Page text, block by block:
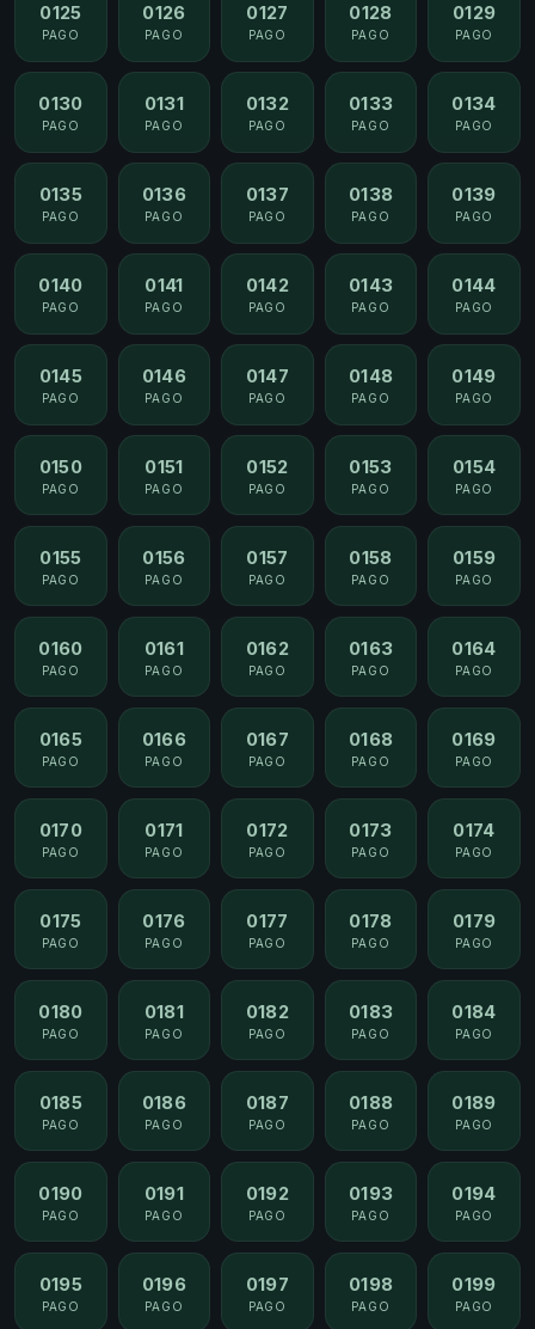
0125
PAGO
0126
PAGO
0127
PAGO
0128
PAGO
0129
PAGO
0130
PAGO
0131
PAGO
0132
PAGO
0133
PAGO
0134
PAGO
0135
PAGO
0136
PAGO
0137
PAGO
0138
PAGO
0139
PAGO
0140
PAGO
0141
PAGO
0142
PAGO
0143
PAGO
0144
PAGO
0145
PAGO
0146
PAGO
0147
PAGO
0148
PAGO
0149
PAGO
0150
PAGO
0151
PAGO
0152
PAGO
0153
PAGO
0154
PAGO
0155
PAGO
0156
PAGO
0157
PAGO
0158
PAGO
0159
PAGO
0160
PAGO
0161
PAGO
0162
PAGO
0163
PAGO
0164
PAGO
0165
PAGO
0166
PAGO
0167
PAGO
0168
PAGO
0169
PAGO
0170
PAGO
0171
PAGO
0172
PAGO
0173
PAGO
0174
PAGO
0175
PAGO
0176
PAGO
0177
PAGO
0178
PAGO
0179
PAGO
0180
PAGO
0181
PAGO
0182
PAGO
0183
PAGO
0184
PAGO
0185
PAGO
0186
PAGO
0187
PAGO
0188
PAGO
0189
PAGO
0190
PAGO
0191
PAGO
0192
PAGO
0193
PAGO
0194
PAGO
0195
PAGO
0196
PAGO
0197
PAGO
0198
PAGO
0199
PAGO